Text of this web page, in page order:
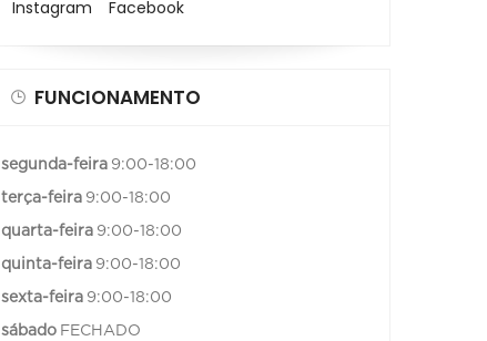
Instagram Facebook
FUNCIONAMENTO
segunda-feira 9:00-18:00
terça-feira 9:00-18:00
quarta-feira 9:00-18:00
quinta-feira 9:00-18:00
sexta-feira 9:00-18:00
sábado FECHADO